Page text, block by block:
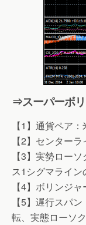
⇒スーパーボ
【1】通貨ペア
【2】センター
【3】実勢ロー
ス1シグマライン
【4】ボリンジ
【5】遅行スパ
転、実態ローソ